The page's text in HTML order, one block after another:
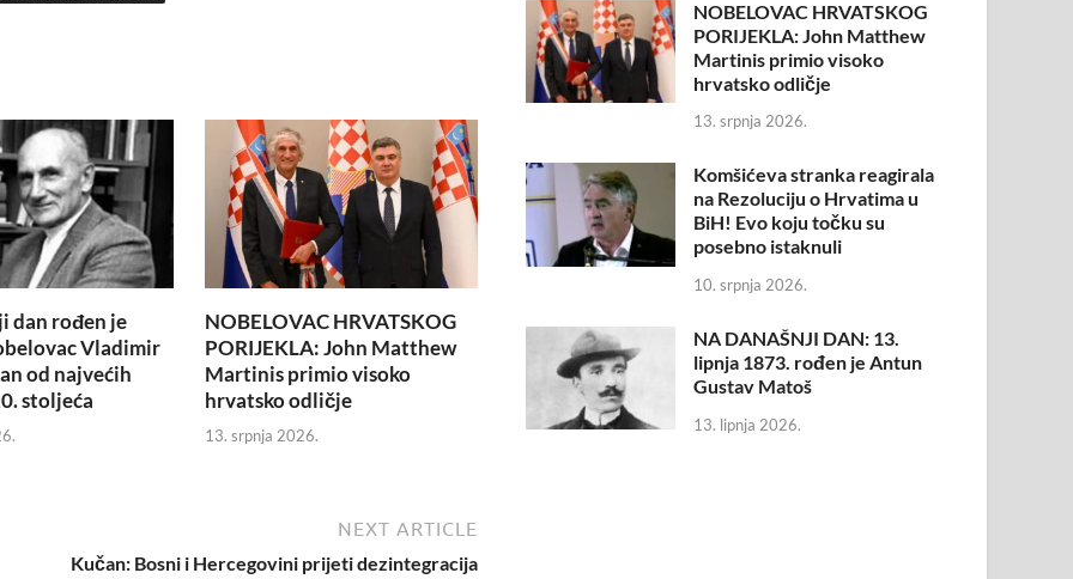
dan rođen je
Vladimir
od najvećih
stoljeća
NOBELOVAC HRVATSKOG
PORIJEKLA: John Matthew
Martinis primio visoko
hrvatsko odličje
13. srpnja 2026.
NEXT ARTICLE
Kučan: Bosni i Hercegovini prijeti dezintegracija
NOBELOVAC HRVATSKOG
PORIJEKLA: John Matthew
Martinis primio visoko
hrvatsko odličje
13. srpnja 2026.
Komšićeva stranka reagirala
na Rezoluciju o Hrvatima u
BiH! Evo koju točku su
posebno istaknuli
10. srpnja 2026.
NA DANAŠNJI DAN: 13.
lipnja 1873. rođen je Antun
Gustav Matoš
13. lipnja 2026.